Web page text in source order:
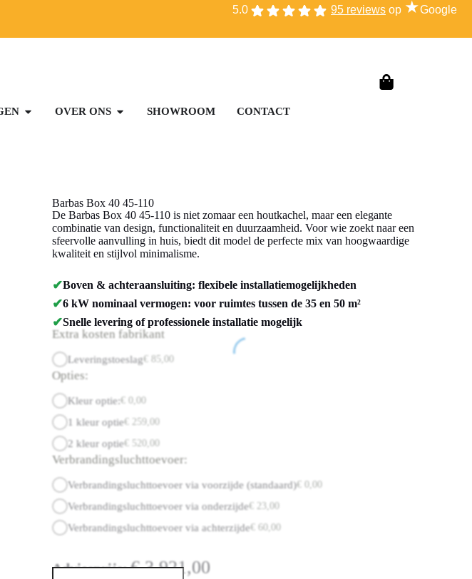
5.0 95 reviews op ★Google
OVER ONS SHOWROOM CONTACT
Barbas Box 40 45-110
De Barbas Box 40 45-110 is niet zomaar een houtkachel, maar een elegante
combinatie van design, functionaliteit en duurzaamheid. Voor wie zoekt naar een
sfeervolle aanvulling in huis, biedt dit model de perfecte mix van hoogwaardige
kwaliteit en stijlvol minimalisme.
✔Boven & achteraansluiting: flexibele installatiemogelijkheden
✔6 kW nominaal vermogen: voor ruimtes tussen de 35 en 50 m²
✔Snelle levering of professionele installatie mogelijk
Extra kosten fabrikant
Leveringstoeslag€ 85,00
Opties:
Kleur optie:€ 0,00
1 kleur optie€ 259,00
2 kleur optie€ 520,00
Verbrandingsluchttoevoer:
Verbrandingsluchttoevoer via voorzijde (standaard)€ 0,00
Verbrandingsluchttoevoer via onderzijde€ 23,00
Verbrandingsluchttoevoer via achterzijde€ 60,00
Adviesprijs:€3.921,00